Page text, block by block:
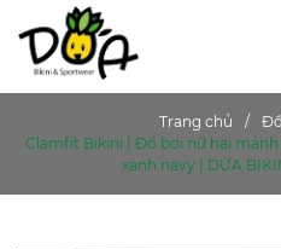
Trang chủ
Clamfit Bikini | Đồ bơi nữ hai
xanh navy | DỨA